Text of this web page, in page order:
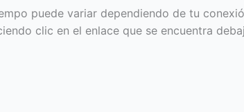
puede variar dependiendo de tu
clic en el enlace que se encuentra